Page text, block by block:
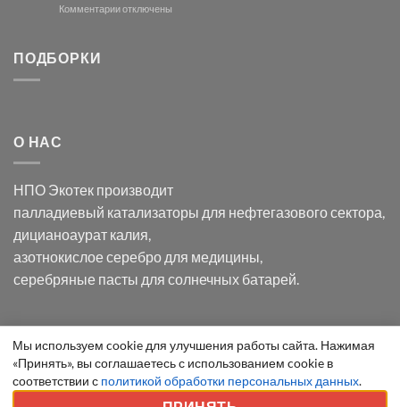
модификации
и
Комментариик
оксида
в
электролите
калий
дицианоаурат–
гексацианоферрата
отключены
ПОДБОРКИ
О НАС
НПО Экотек производит
палладиевый катализаторы для нефтегазового сектора,
дицианоаурат калия,
азотнокислое серебро для медицины,
серебряные пасты для солнечных батарей.
ООО "Экотек" 2026 ©Внимание! Все указанные сведения
приведены как справочная информация и не являются
публичной офертой, определяемой положениями статьи 437
Уведомление
о
cookie
Мы используем cookie для улучшения работы сайта. Нажимая
«Принять», вы соглашаетесь с использованием cookie в
соответствии с политикой обработки персональных данных.